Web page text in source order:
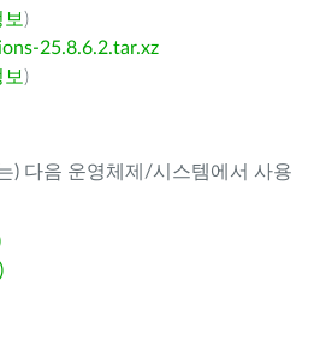
보 )
25.8.6.2.tar.xz
보 )
) 다음 운영체제/시스템에서 사용